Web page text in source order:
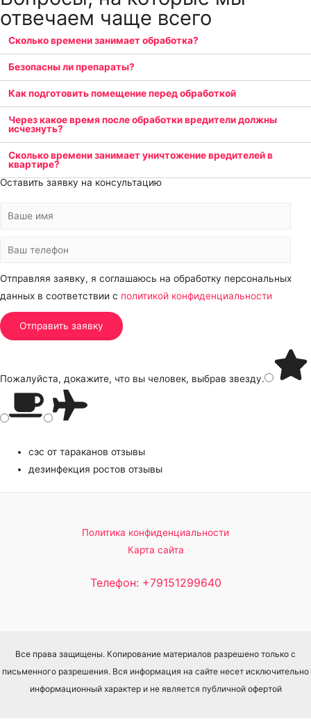
отвечаем чаще всего
Сколько времени занимает обработка?
Безопасны ли препараты?
Как подготовить помещение перед обработкой
Через какое время после обработки вредители должны
исчезнуть?
Сколько времени занимает уничтожение вредителей в
квартире?
Оставить заявку на консультацию
Отправляя заявку, я соглашаюсь на обработку персональных
данных в соответствии с политикой конфиденциальности
Пожалуйста, докажите, что вы человек, выбрав звезду.
сэс от тараканов отзывы
дезинфекция ростов отзывы
Политика конфиденциальности
Карта сайта
Телефон: +79151299640
Все права защищены. Копирование материалов разрешено только с
письменного разрешения. Вся информация на сайте несет исключительно
информационный характер и не является публичной офертой